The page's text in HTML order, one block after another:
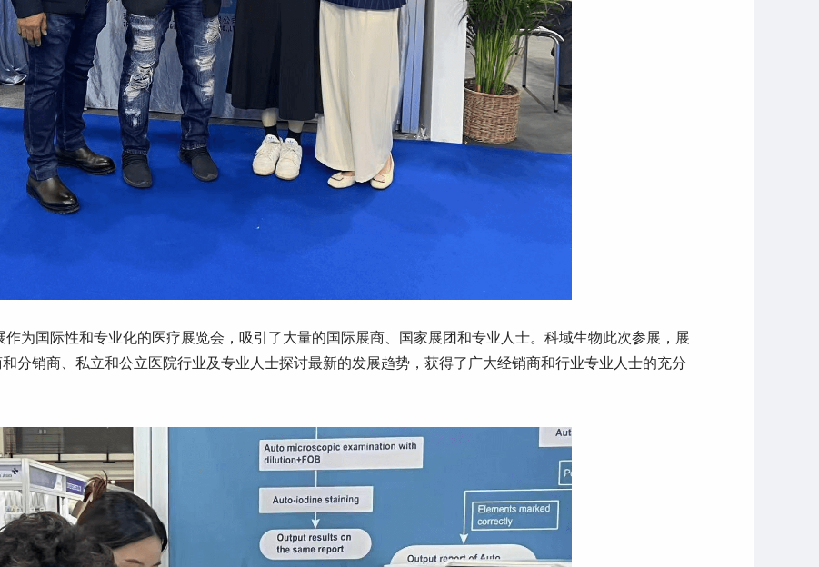
为国际性和专业化的医疗展览会，吸引了大量的国际展商、国家展团和专业人士。科域生物此次参展，展
分销商、私立和公立医院行业及专业人士探讨最新的发展趋势，获得了广大经销商和行业专业人士的充分